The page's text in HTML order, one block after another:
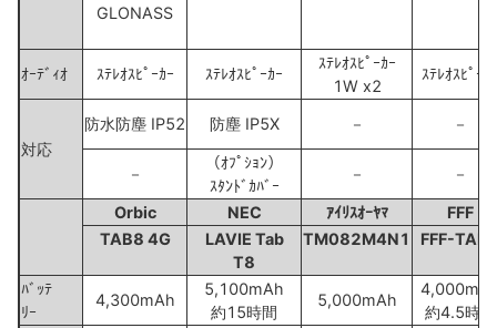
GLONASS
ｵｰﾃﾞｨｵ ｽﾃﾚｵｽﾋﾟｰｶｰ ｽﾃﾚｵｽﾋﾟｰｶｰ
ｽﾃﾚｵｽﾋﾟｰｶｰ
1W x2
ｽﾃﾚｵｽﾋﾟｰｶ
対応
防水防塵 IP52 防塵 IP5X － －
－
（ｵﾌﾟｼｮﾝ）
ｽﾀﾝﾄﾞｶﾊﾞｰ
－ －
Orbic NEC ｱｲﾘｽｵｰﾔﾏ
FFF
TAB8 4G
LAVIE Tab
T8
TM082M4N1 FFF-
ﾊﾞｯﾃ
ﾘｰ
4,300mAh
5,100mAh
約15時間
5,000mAh
約4.5時間